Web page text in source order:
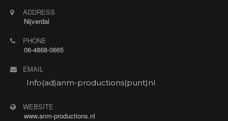
Openbaar optreden. Muziek/ dansavond bij Hotel
de Bonte Wever in Assen met Annet's Jukebox! De
daar zoek ik de mooiste liedjes uit om te zingen.
Ook voor alleen deze avond ben je van harte
niet- hotelgasten verkrijgbaar in de hal.
Adres: Stadsbroek 17, 9405 BK Assen.
ADDRESS
Nijverdal
PHONE
06-4868-0665
EMAIL
Info(ad)anm-productions(punt)nl
WEBSITE
www.anm-productions.nl